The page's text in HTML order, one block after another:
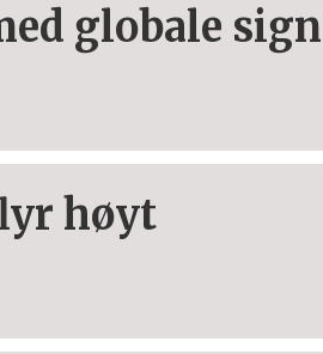
globale
høyt